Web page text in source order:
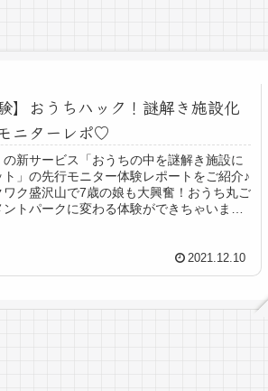
】おうちハック！謎解き施設化
ニターレポ♡
新サービス「おうちの中を謎解き施設に
」の先行モニター体験レポートをご紹介♪
ク盛沢山で7歳の娘も大興奮！おうち丸ご
ントパークに変わる体験ができちゃいまし
2021.12.10